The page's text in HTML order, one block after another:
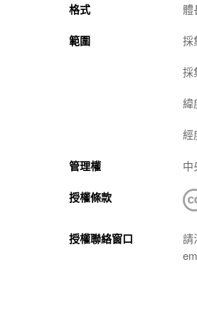
格式 體
範圍 採
採
緯
經
管理權 中
授權條款
授權聯絡窗口
請